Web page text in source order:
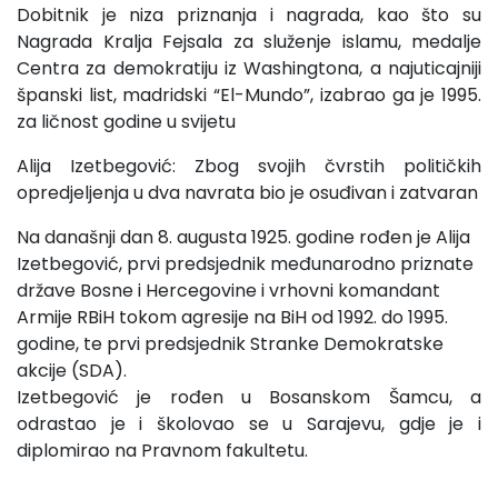
Dobitnik je niza priznanja i nagrada, kao što su
Nagrada Kralja Fejsala za služenje islamu, medalje
Centra za demokratiju iz Washingtona, a najuticajniji
španski list, madridski “El-Mundo”, izabrao ga je 1995.
za ličnost godine u svijetu
Alija Izetbegović: Zbog svojih čvrstih političkih
opredjeljenja u dva navrata bio je osuđivan i zatvaran
Na današnji dan 8. augusta 1925. godine rođen je Alija
Izetbegović, prvi predsjednik međunarodno priznate
države Bosne i Hercegovine i vrhovni komandant
Armije RBiH tokom agresije na BiH od 1992. do 1995.
godine, te prvi predsjednik Stranke Demokratske
akcije (SDA).
Izetbegović je rođen u Bosanskom Šamcu, a
odrastao je i školovao se u Sarajevu, gdje je i
diplomirao na Pravnom fakultetu.